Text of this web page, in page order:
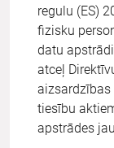
regulu (ES)
fizisku
datu
atceļ
aizsardzības
tiesību
apstrādes